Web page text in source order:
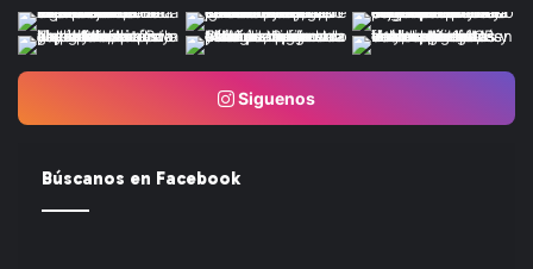
Siguenos
Búscanos en Facebook